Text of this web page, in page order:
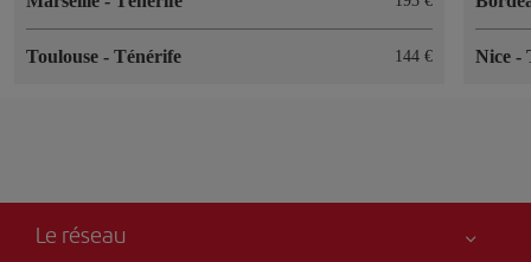
Toulouse - Ténérife 144 € Nice-
Le réseau